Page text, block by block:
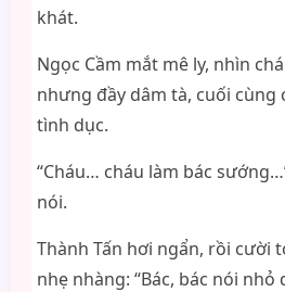
khát.
Ngọc Cầm mắt mê ly, nhìn
nhưng đầy dâm tà, cuối cùng
tình dục.
“Cháu… cháu làm bác
nói.
Thành Tấn hơi ngẩn, rồi cười
nhẹ nhàng: “Bác, bác nói nhỏ